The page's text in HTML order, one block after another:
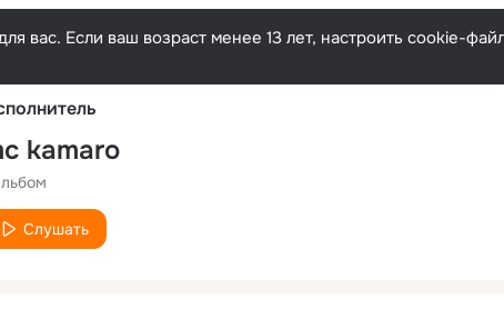
Русский
вас. Если ваш возраст менее 13 лет, настроить cookie-
kamaro
Слушать